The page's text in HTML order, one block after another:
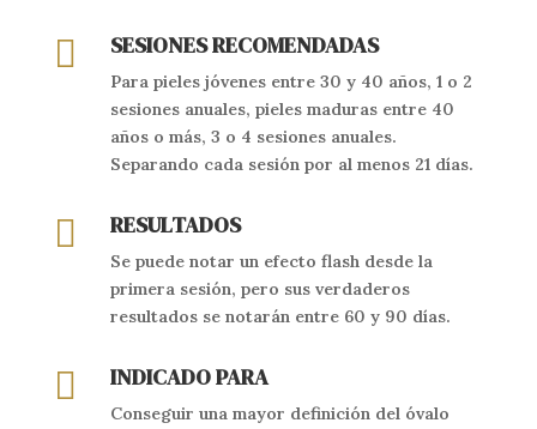
 SESIONES RECOMENDADAS
Para pieles jóvenes entre 30 y 40 años, 1 o 2
sesiones anuales, pieles maduras entre 40
años o más, 3 o 4 sesiones anuales.
Separando cada sesión por al menos 21 días.
 RESULTADOS
Se puede notar un efecto flash desde la
primera sesión, pero sus verdaderos
resultados se notarán entre 60 y 90 días.
 INDICADO PARA
Conseguir una mayor definición del óvalo